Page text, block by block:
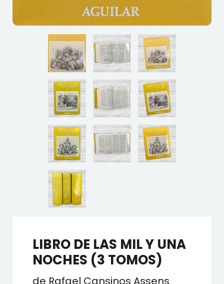
LIBRO DE LAS MIL Y UNA
NOCHES (3 TOMOS)
de Rafael Cansinos Assens